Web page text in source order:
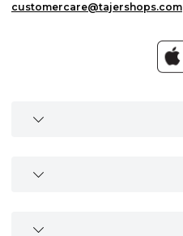
customercare@tajershops.com